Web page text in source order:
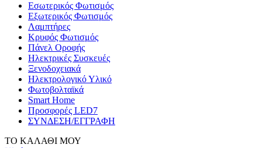
Εσωτερικός Φωτισμός
Εξωτερικός Φωτισμός
Λαμπτήρες
Κρυφός Φωτισμός
Πάνελ Οροφής
Ηλεκτρικές Συσκευές
Ξενοδοχειακά
Ηλεκτρολογικό Υλικό
Φωτοβολταϊκά
Smart Home
Προσφορές LED7
ΣΥΝΔΕΣΗ/ΕΓΓΡΑΦΗ
ΤΟ ΚΑΛΑΘΙ ΜΟΥ